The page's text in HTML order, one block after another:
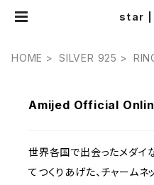
star |
HOME SILVER 925
Amijed Official
世界各国で出会ったメダイ
てつくりあげた、チャームネ